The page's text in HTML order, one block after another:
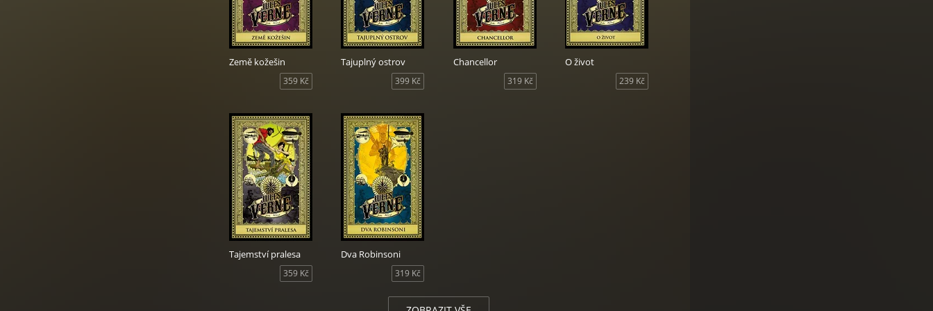
Země kožešin
359 Kč
Tajuplný ostrov
399 Kč
Chancellor
319 Kč
O život
239 Kč
Tajemství pralesa
359 Kč
Dva Robinsoni
319 Kč